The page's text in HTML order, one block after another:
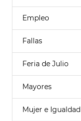
Empleo
Fallas
Feria de Julio
Mayores
Mujer e Igualdad